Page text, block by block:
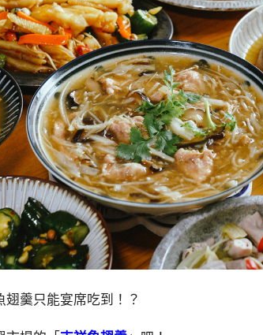
翅羹只能宴席吃到！？